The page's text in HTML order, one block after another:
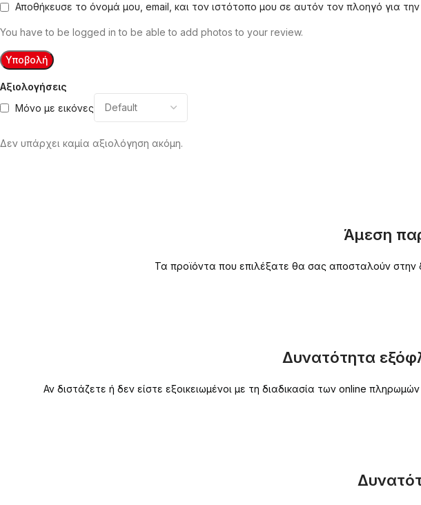
Αξιολογήσεις
Μόνο με εικόνες
Δεν υπάρχει καμία αξιολόγηση ακόμη.
Αποθήκευσε το όνομά μου, email, και τον ιστότοπο μου σε αυτόν τον πλοηγό για
You have to be logged in to be able to add photos to your review.
Άμεση
Τα προϊόντα που επιλέξατε θα σας αποσταλούν στην
Δυνατότητα
Αν διστάζετε ή δεν είστε εξοικειωμένοι με τη διαδικασία των online